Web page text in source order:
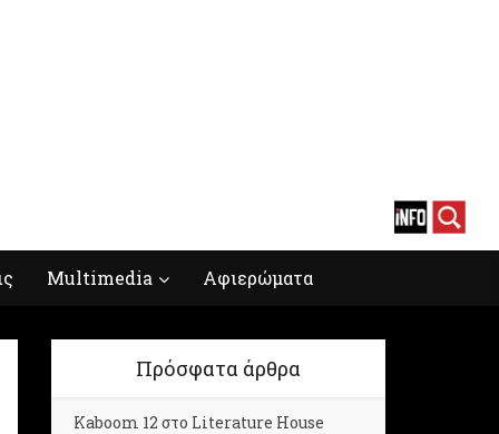
Multimedia Αφιερώματα
Πρόσφατα άρθρα
Kaboom 12 στο Literature House